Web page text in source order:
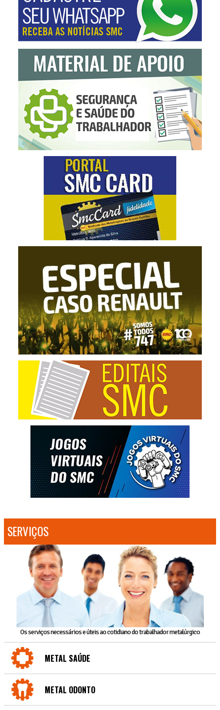
SERVIÇOS
Os serviços necessários e úteis ao cotidiano do trabalhador metalúrgico
METAL SAÚDE
METAL ODONTO